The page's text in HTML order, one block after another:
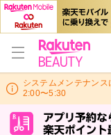
システムメンテナン
2:00〜5:30